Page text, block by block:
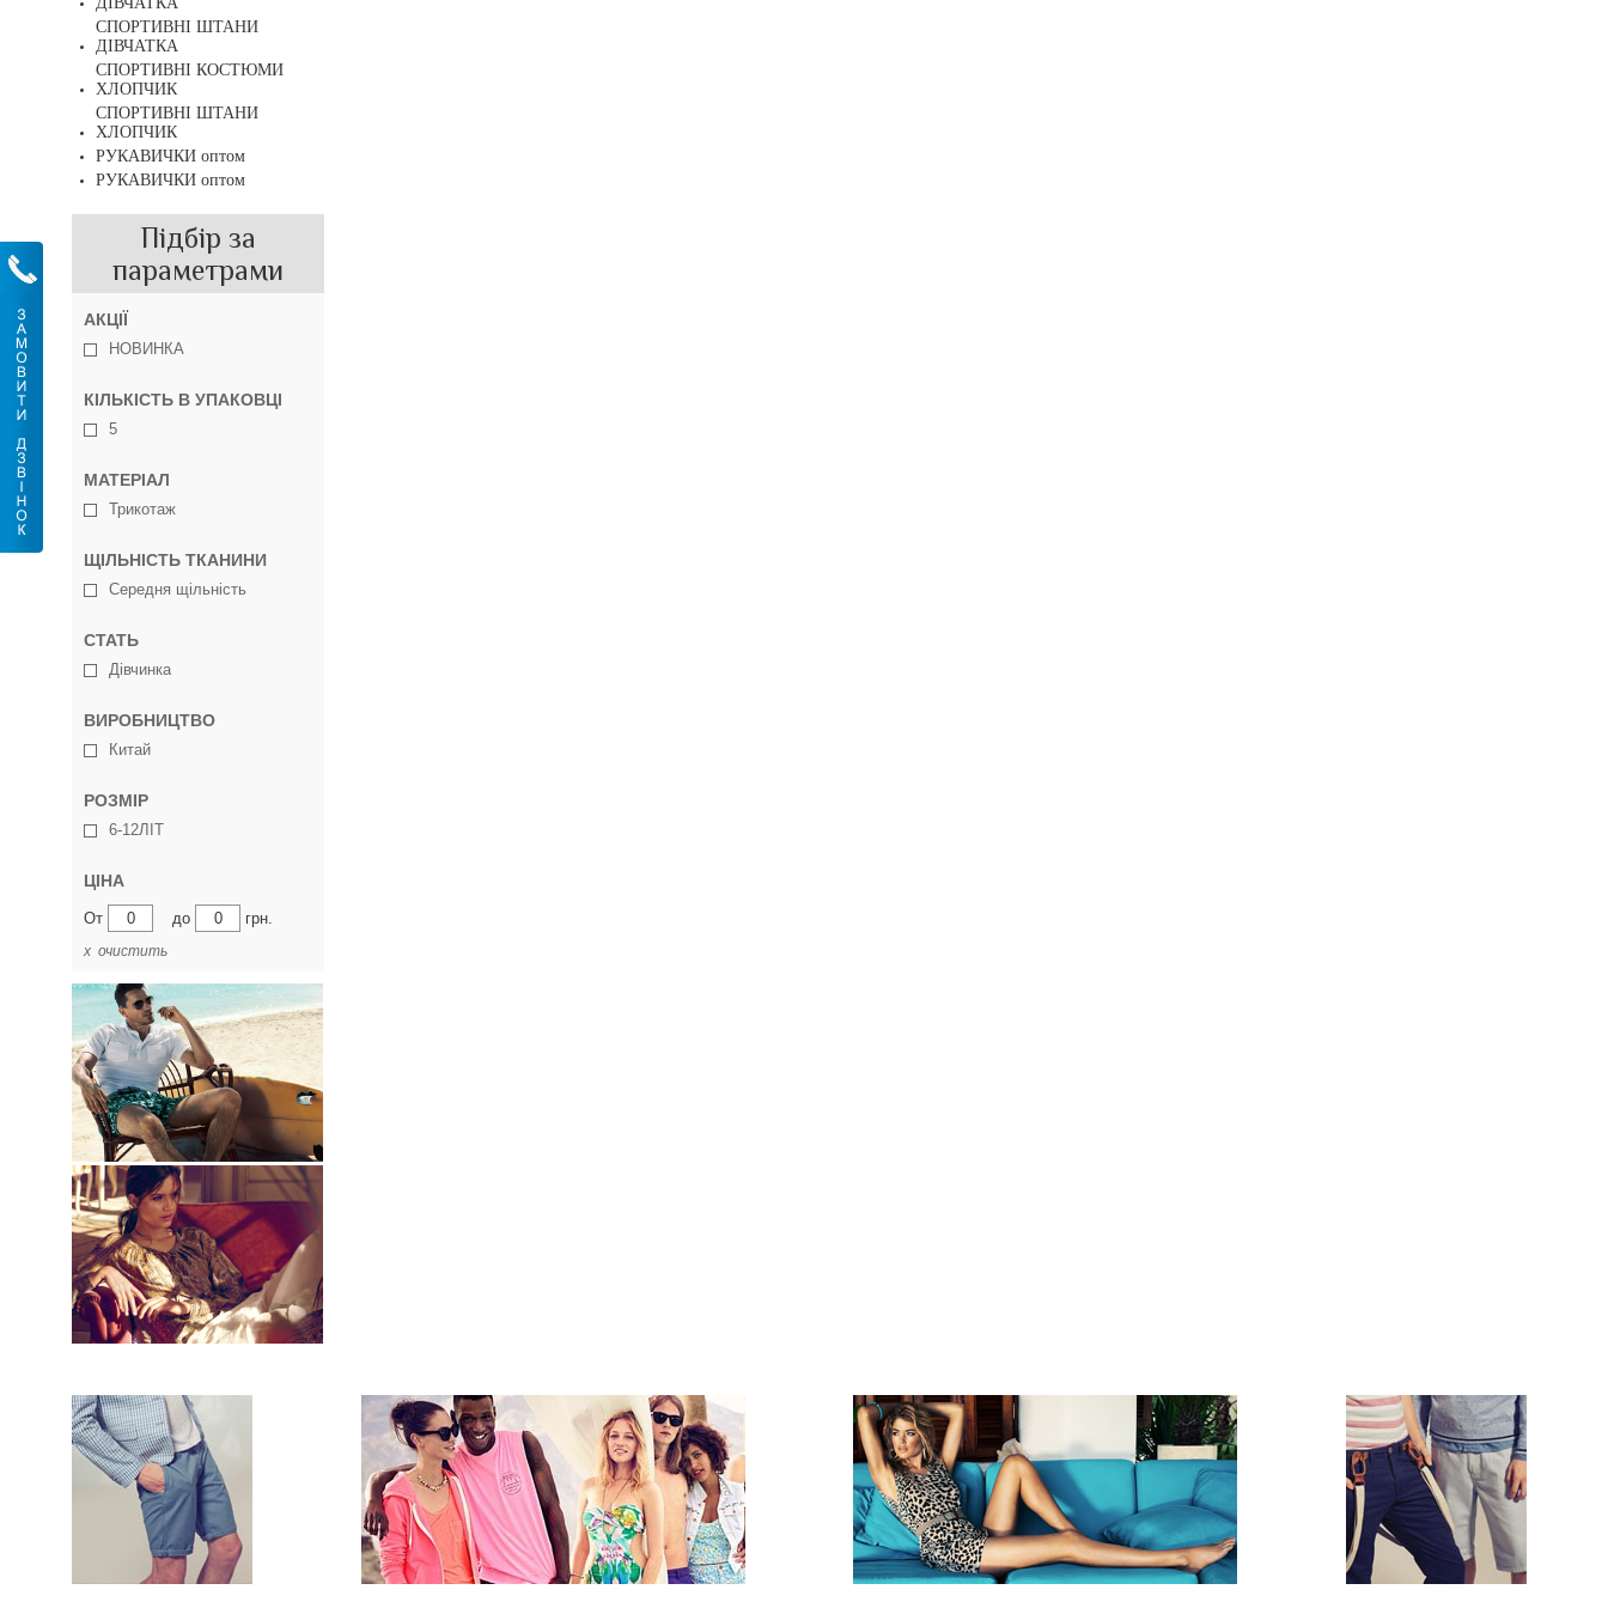
СПОРТИВНІ ШТАНИ
ДІВЧАТКА
СПОРТИВНІ КОСТЮМИ
ХЛОПЧИК
СПОРТИВНІ ШТАНИ
ХЛОПЧИК
РУКАВИЧКИ оптом
РУКАВИЧКИ оптом
Підбір за
параметрами
АКЦІЇ
НОВИНКА
КІЛЬКІСТЬ В УПАКОВЦІ
5
МАТЕРІАЛ
Трикотаж
ЩІЛЬНІСТЬ ТКАНИНИ
Середня щільність
СТАТЬ
Дівчинка
ВИРОБНИЦТВО
Китай
РОЗМІР
6-12ЛІТ
ЦІНА
От до грн.
х очистить